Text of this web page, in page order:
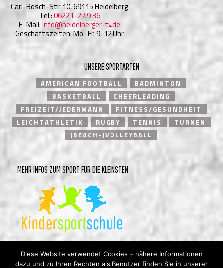
Carl-Bosch-Str. 10, 69115 Heidelberg
Tel.:06221-2 49 36
E-Mail:info@heidelberger-tv.de
Geschäftszeiten: Mo.-Fr. 9-12 Uhr
UNSERE SPORTARTEN
AMERICAN FOOTBALL
BADMINTON
BASKETBALL
CHEERLEADING
FREIZEIT/JEDERMANN
FITNESS/GESUNDHEIT
LEICHTATHLETIK
RUGBY TENNIS
TURNEN
(BEACH-)VOLLEYBALL
MEHR INFOS ZUM SPORT FÜR DIE KLEINSTEN
Diese Website verwendet Cookies – nähere Informationen
dazu und zu Ihren Rechten als Benutzer finden Sie in unserer